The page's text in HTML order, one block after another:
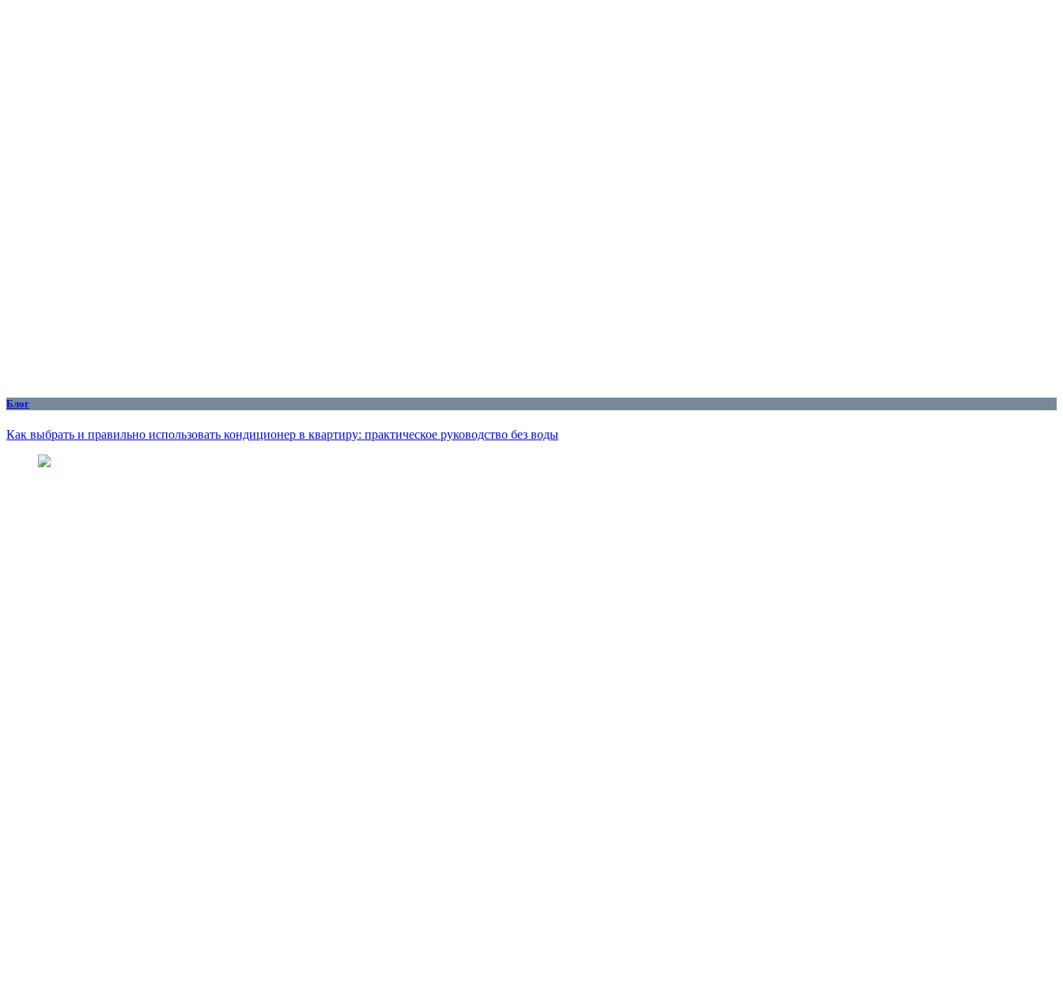
Блог
Как выбрать и правильно использовать кондиционер в квартиру: практическое руководство без воды